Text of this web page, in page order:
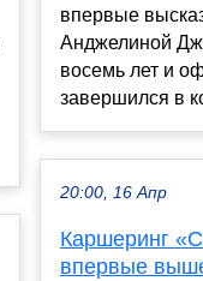
впервые
Анджелиной
восемь лет и
завершился в
20:00, 16 Апр
Каршеринг
впервые